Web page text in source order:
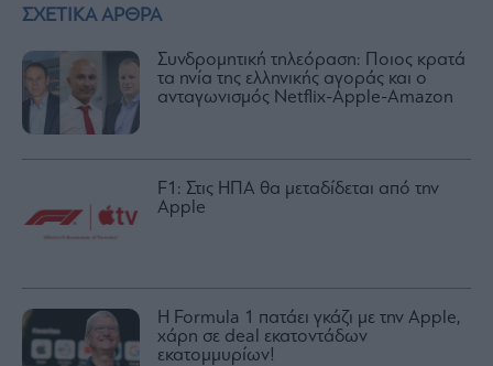
ΣΧΕΤΙΚΑ ΑΡΘΡΑ
Συνδρομητική τηλεόραση: Ποιος κρατά
τα ηνία της ελληνικής αγοράς και ο
ανταγωνισμός Netflix-Apple-Amazon
F1: Στις ΗΠΑ θα μεταδίδεται από την
Apple
Η Formula 1 πατάει γκάζι με την Apple,
χάρη σε deal εκατοντάδων
εκατομμυρίων!